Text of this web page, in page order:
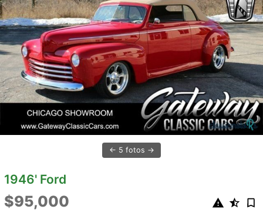
5 fotos
1946' Ford
$95,000